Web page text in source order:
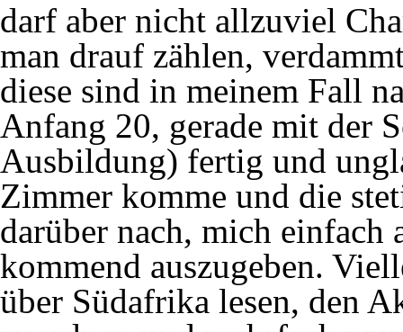
darf aber nicht allzuviel
man drauf zählen,
diese sind in meinem Fall
Anfang 20, gerade mit der
Ausbildung) fertig und
Zimmer komme und die
darüber nach, mich einfach
kommend auszugeben.
über Südafrika lesen, den